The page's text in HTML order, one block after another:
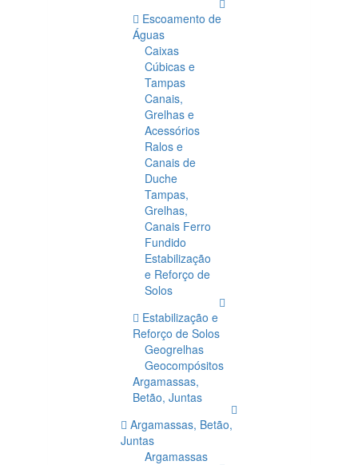
Escoamento de
Águas
Caixas
Cúbicas e
Tampas
Canais,
Grelhas e
Acessórios
Ralos e
Canais de
Duche
Tampas,
Grelhas,
Canais Ferro
Fundido
Estabilização
e Reforço de
Solos
Estabilização e
Reforço de Solos
Geogrelhas
Geocompósitos
Argamassas,
Betão, Juntas
Argamassas, Betão,
Juntas
Argamassas